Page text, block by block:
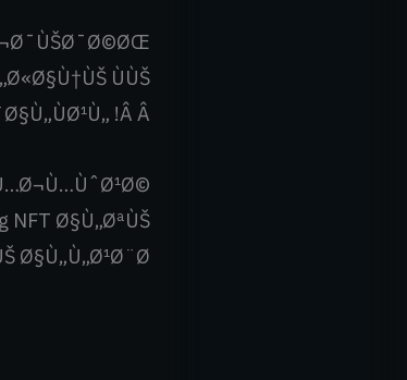
ÙÙŠ
!Â Â
Ø§Ù„ØªÙŠ
!